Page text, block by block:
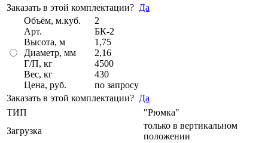
Заказать в этой комплектации? Да
Объём, м.куб.
Арт.
Высота, м
Диаметр, мм
Г/П, кг
Вес, кг
Цена, руб.
2
БК-2
1,75
2,16
4500
430
по запросу
Заказать в этой комплектации? Да
ТИП
"Рюмка"
Загрузка
только в вертикальном
положении